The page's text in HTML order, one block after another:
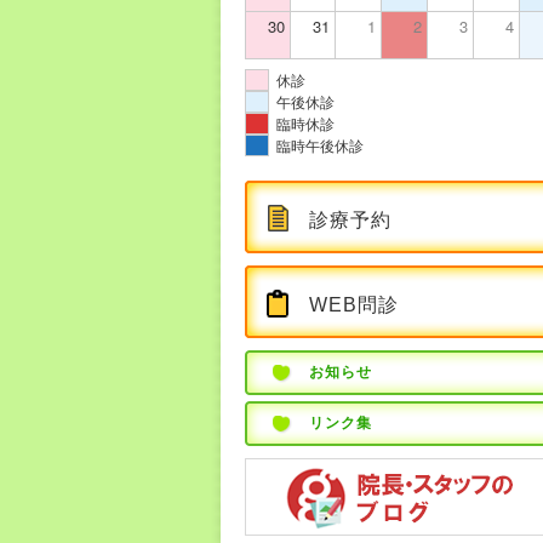
30 31 1 2 3 4
休診
午後休診
臨時休診
臨時午後休診
診療予約
WEB問診
お知らせ
リンク集